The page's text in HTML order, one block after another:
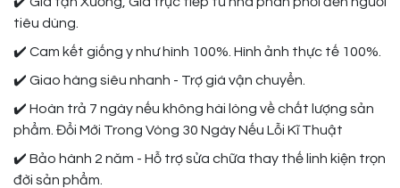
tiêu dùng.
✔️ Cam kết giống y như hình 100%. Hình ảnh thực tế 100%.
✔️ Giao hàng siêu nhanh - Trợ giá vận chuyển.
✔️ Hoàn trả 7 ngày nếu không hài lòng về chất lượng sản
phẩm. Đổi Mới Trong Vòng 30 Ngày Nếu Lỗi Kĩ Thuật
✔️ Bảo hành 2 năm - Hỗ trợ sửa chữa thay thế linh kiện trọn
đời sản phẩm.